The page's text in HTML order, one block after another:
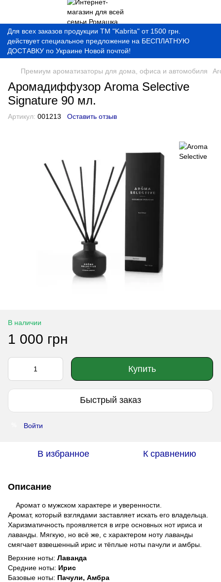
Для всех заказов продукции ТМ "Kabrita" от 1500 грн.
действует специальное предложение на БЕСПЛАТНУЮ
ДОСТАВКУ по Украине Новой почтой!
Премиум ароматизаторы для дома, офиса и автомобиля
Аромадиффузор Aroma Selective
Signature 90 мл.
Артикул: 001213 Оставить отзыв
В наличии
1 000 грн
Купить
Быстрый заказ
Войти
В избранное К сравнению
Описание
Аромат о мужском характере и уверенности.
Аромат, который взглядами заставляет искать его владельца.
Харизматичность проявляется в игре основных нот ириса и
лаванды. Мягкую, но всё же, с характером ноту лаванды
смягчает взвешенный ирис и тёплые ноты пачули и амбры.
Верхние ноты: Лаванда
Средние ноты: Ирис
Базовые ноты: Пачули, Амбра